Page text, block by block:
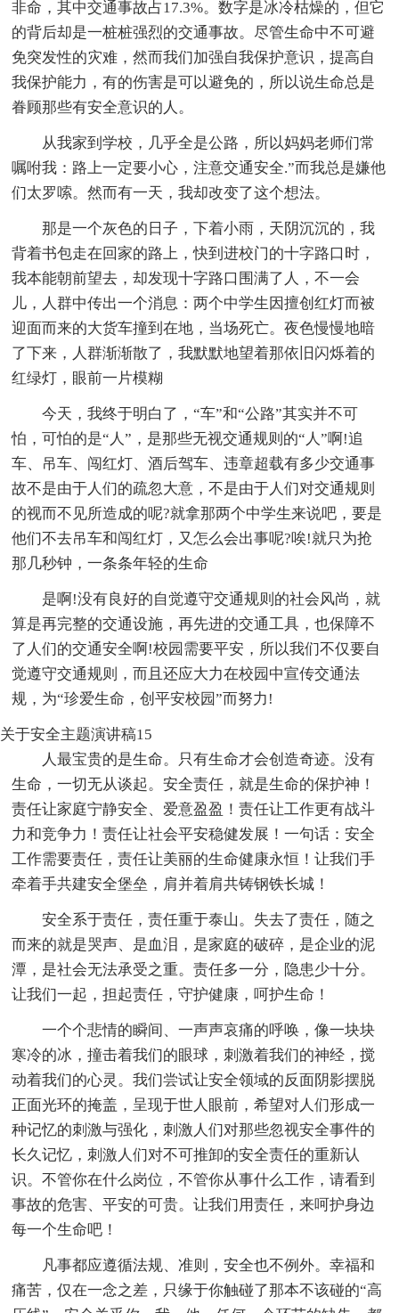
非命，其中交通事故占17.3%。数字是冰冷枯燥的，但它
的背后却是一桩桩强烈的交通事故。尽管生命中不可避
免突发性的灾难，然而我们加强自我保护意识，提高自
我保护能力，有的伤害是可以避免的，所以说生命总是
眷顾那些有安全意识的人。
从我家到学校，几乎全是公路，所以妈妈老师们常
嘱咐我：路上一定要小心，注意交通安全.”而我总是嫌他
们太罗嗦。然而有一天，我却改变了这个想法。
那是一个灰色的日子，下着小雨，天阴沉沉的，我
背着书包走在回家的路上，快到进校门的十字路口时，
我本能朝前望去，却发现十字路口围满了人，不一会
儿，人群中传出一个消息：两个中学生因擅创红灯而被
迎面而来的大货车撞到在地，当场死亡。夜色慢慢地暗
了下来，人群渐渐散了，我默默地望着那依旧闪烁着的
红绿灯，眼前一片模糊
今天，我终于明白了，“车”和“公路”其实并不可
怕，可怕的是“人”，是那些无视交通规则的“人”啊!追
车、吊车、闯红灯、酒后驾车、违章超载有多少交通事
故不是由于人们的疏忽大意，不是由于人们对交通规则
的视而不见所造成的呢?就拿那两个中学生来说吧，要是
他们不去吊车和闯红灯，又怎么会出事呢?唉!就只为抢
那几秒钟，一条条年轻的生命
是啊!没有良好的自觉遵守交通规则的社会风尚，就
算是再完整的交通设施，再先进的交通工具，也保障不
了人们的交通安全啊!校园需要平安，所以我们不仅要自
觉遵守交通规则，而且还应大力在校园中宣传交通法
规，为“珍爱生命，创平安校园”而努力!
关于安全主题演讲稿15
人最宝贵的是生命。只有生命才会创造奇迹。没有
生命，一切无从谈起。安全责任，就是生命的保护神！
责任让家庭宁静安全、爱意盈盈！责任让工作更有战斗
力和竞争力！责任让社会平安稳健发展！一句话：安全
工作需要责任，责任让美丽的生命健康永恒！让我们手
牵着手共建安全堡垒，肩并着肩共铸钢铁长城！
安全系于责任，责任重于泰山。失去了责任，随之
而来的就是哭声、是血泪，是家庭的破碎，是企业的泥
潭，是社会无法承受之重。责任多一分，隐患少十分。
让我们一起，担起责任，守护健康，呵护生命！
一个个悲情的瞬间、一声声哀痛的呼唤，像一块块
寒冷的冰，撞击着我们的眼球，刺激着我们的神经，搅
动着我们的心灵。我们尝试让安全领域的反面阴影摆脱
正面光环的掩盖，呈现于世人眼前，希望对人们形成一
种记忆的刺激与强化，刺激人们对那些忽视安全事件的
长久记忆，刺激人们对不可推卸的安全责任的重新认
识。不管你在什么岗位，不管你从事什么工作，请看到
事故的危害、平安的可贵。让我们用责任，来呵护身边
每一个生命吧！
凡事都应遵循法规、准则，安全也不例外。幸福和
痛苦，仅在一念之差，只缘于你触碰了那本不该碰的“高